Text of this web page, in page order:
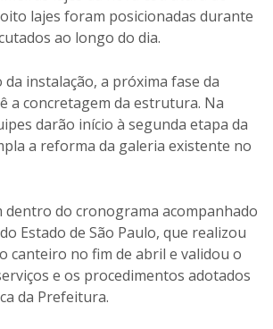
lajes foram posicionadas durante
ao longo do dia.
da instalação, a próxima fase da
a concretagem da estrutura. Na
darão início à segunda etapa da
a reforma da galeria existente no
dentro do cronograma acompanhado
Estado de São Paulo, que realizou
canteiro no fim de abril e validou o
e os procedimentos adotados
da Prefeitura.